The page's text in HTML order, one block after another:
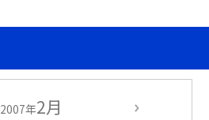
2007年2月